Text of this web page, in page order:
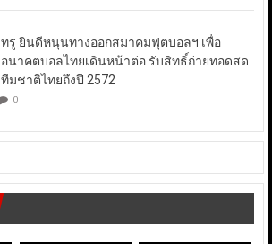
ทรู ยินดีหนุนทางออกสมาคมฟุตบอลฯ เพื่อ
อนาคตบอลไทยเดินหน้าต่อ รับสิทธิ์ถ่ายทอดสด
ทีมชาติไทยถึงปี 2572
0